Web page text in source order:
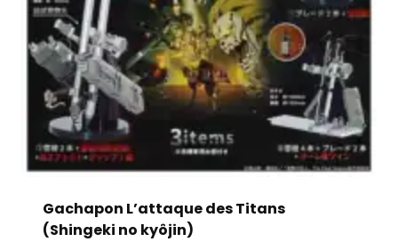
Gachapon L’attaque des Titans
(Shingeki no kyôjin)